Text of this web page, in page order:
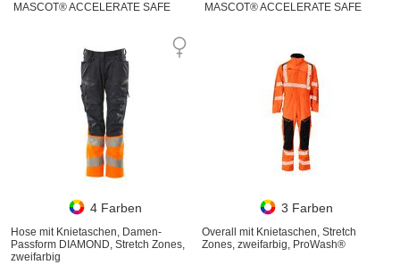
MASCOT® ACCELERATE SAFE
4 Farben
Hose mit Knietaschen, Damen-
Passform DIAMOND, Stretch Zones,
zweifarbig
MASCOT® ACCELERATE SAFE
3 Farben
Overall mit Knietaschen, Stretch
Zones, zweifarbig, ProWash®